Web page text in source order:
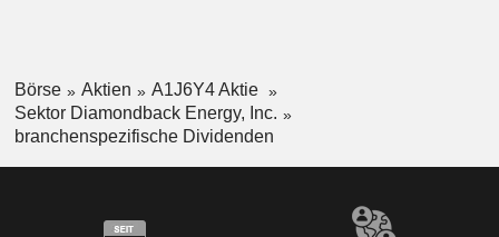
Börse Aktien
A1J6Y4 Aktie
Sektor Diamondback Energy, Inc.
branchenspezifische Dividenden